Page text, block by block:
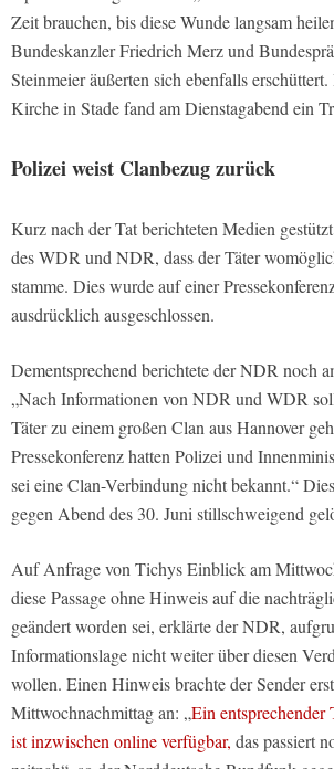
Zeit brauchen, bis diese Wunde langsam
Bundeskanzler Friedrich Merz und
Steinmeier äußerten sich ebenfalls
Kirche in Stade fand am Dienstagabend ein
Polizei weist Clanbezug zurück
Kurz nach der Tat berichteten Medien
des WDR und NDR, dass der Täter
stamme. Dies wurde auf einer
ausdrücklich ausgeschlossen.
Dementsprechend berichtete der NDR noch
„Nach Informationen von NDR und WDR
Täter zu einem großen Clan aus Hannover
Pressekonferenz hatten Polizei und
sei eine Clan-Verbindung nicht bekannt.“
gegen Abend des 30. Juni stillschweigend
Auf Anfrage von Tichys Einblick am
diese Passage ohne Hinweis auf die
geändert worden sei, erklärte der NDR,
Informationslage nicht weiter über diesen
wollen. Einen Hinweis brachte der Sender
Mittwochnachmittag an: „Ein entsprechender
ist inzwischen online verfügbar, das passiert